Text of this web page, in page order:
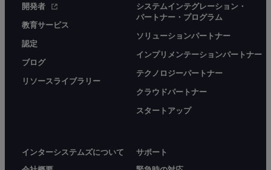
開発者
教育サービス
認定
ブログ
リソースライブラリー
システムインテグレーション・
パートナー・プログラム
ソリューションパートナー
インプリメンテーションパートナー
テクノロジーパートナー
クラウドパートナー
スタートアップ
インターシステムズについて
サポート